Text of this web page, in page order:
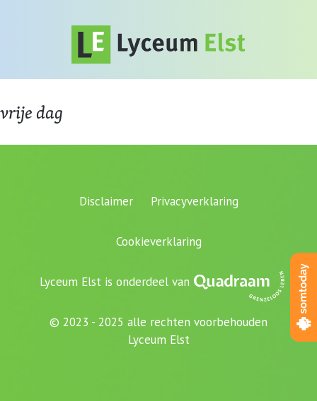
vrije dag
Disclaimer Privacyverklaring
Cookieverklaring
Lyceum Elst is onderdeel van
© 2023 - 2025 alle rechten voorbehouden
Lyceum Elst